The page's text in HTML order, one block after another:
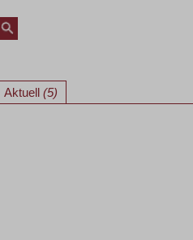
Aktuell (5)